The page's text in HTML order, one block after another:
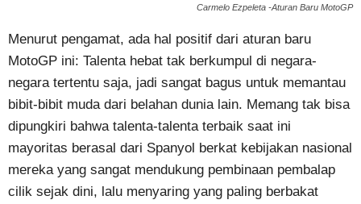
Carmelo Ezpeleta -Aturan Baru MotoGP
Menurut pengamat, ada hal positif dari aturan baru
MotoGP ini: Talenta hebat tak berkumpul di negara-
negara tertentu saja, jadi sangat bagus untuk memantau
bibit-bibit muda dari belahan dunia lain. Memang tak bisa
dipungkiri bahwa talenta-talenta terbaik saat ini
mayoritas berasal dari Spanyol berkat kebijakan nasional
mereka yang sangat mendukung pembinaan pembalap
cilik sejak dini, lalu menyaring yang paling berbakat